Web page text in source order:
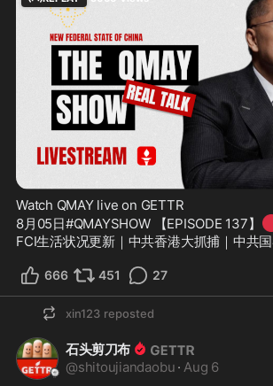
Watch QMAY live on GETTR
8月05日#QMAYSHOW 【EPISODE 137】
FCI生活状况更新｜中共香港大抓捕｜中共
666 451 27
xin123 reposted
石头剪刀布
@shitoujiandaobu · Aug 6